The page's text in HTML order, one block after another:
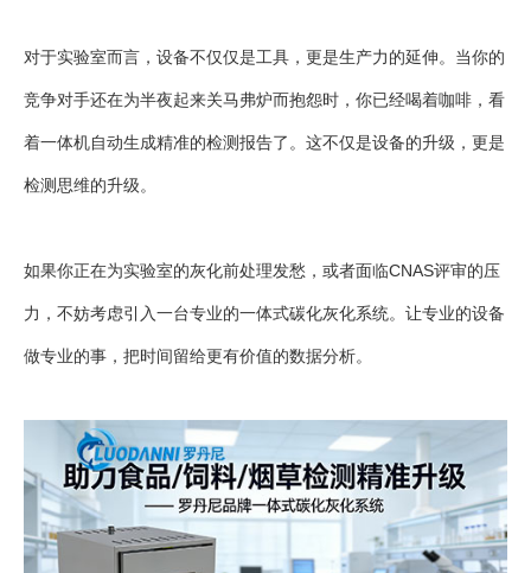
对于实验室而言，设备不仅仅是工具，更是生产力的延伸。当你的
竞争对手还在为半夜起来关马弗炉而抱怨时，你已经喝着咖啡，看
着一体机自动生成精准的检测报告了。这不仅是设备的升级，更是
检测思维的升级。
如果你正在为实验室的灰化前处理发愁，或者面临CNAS评审的压
力，不妨考虑引入一台专业的一体式碳化灰化系统。让专业的设备
做专业的事，把时间留给更有价值的数据分析。